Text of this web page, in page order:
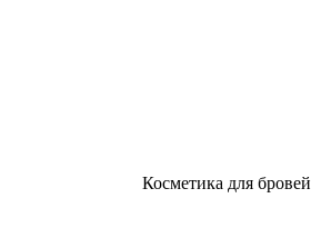
Косметика для бровей